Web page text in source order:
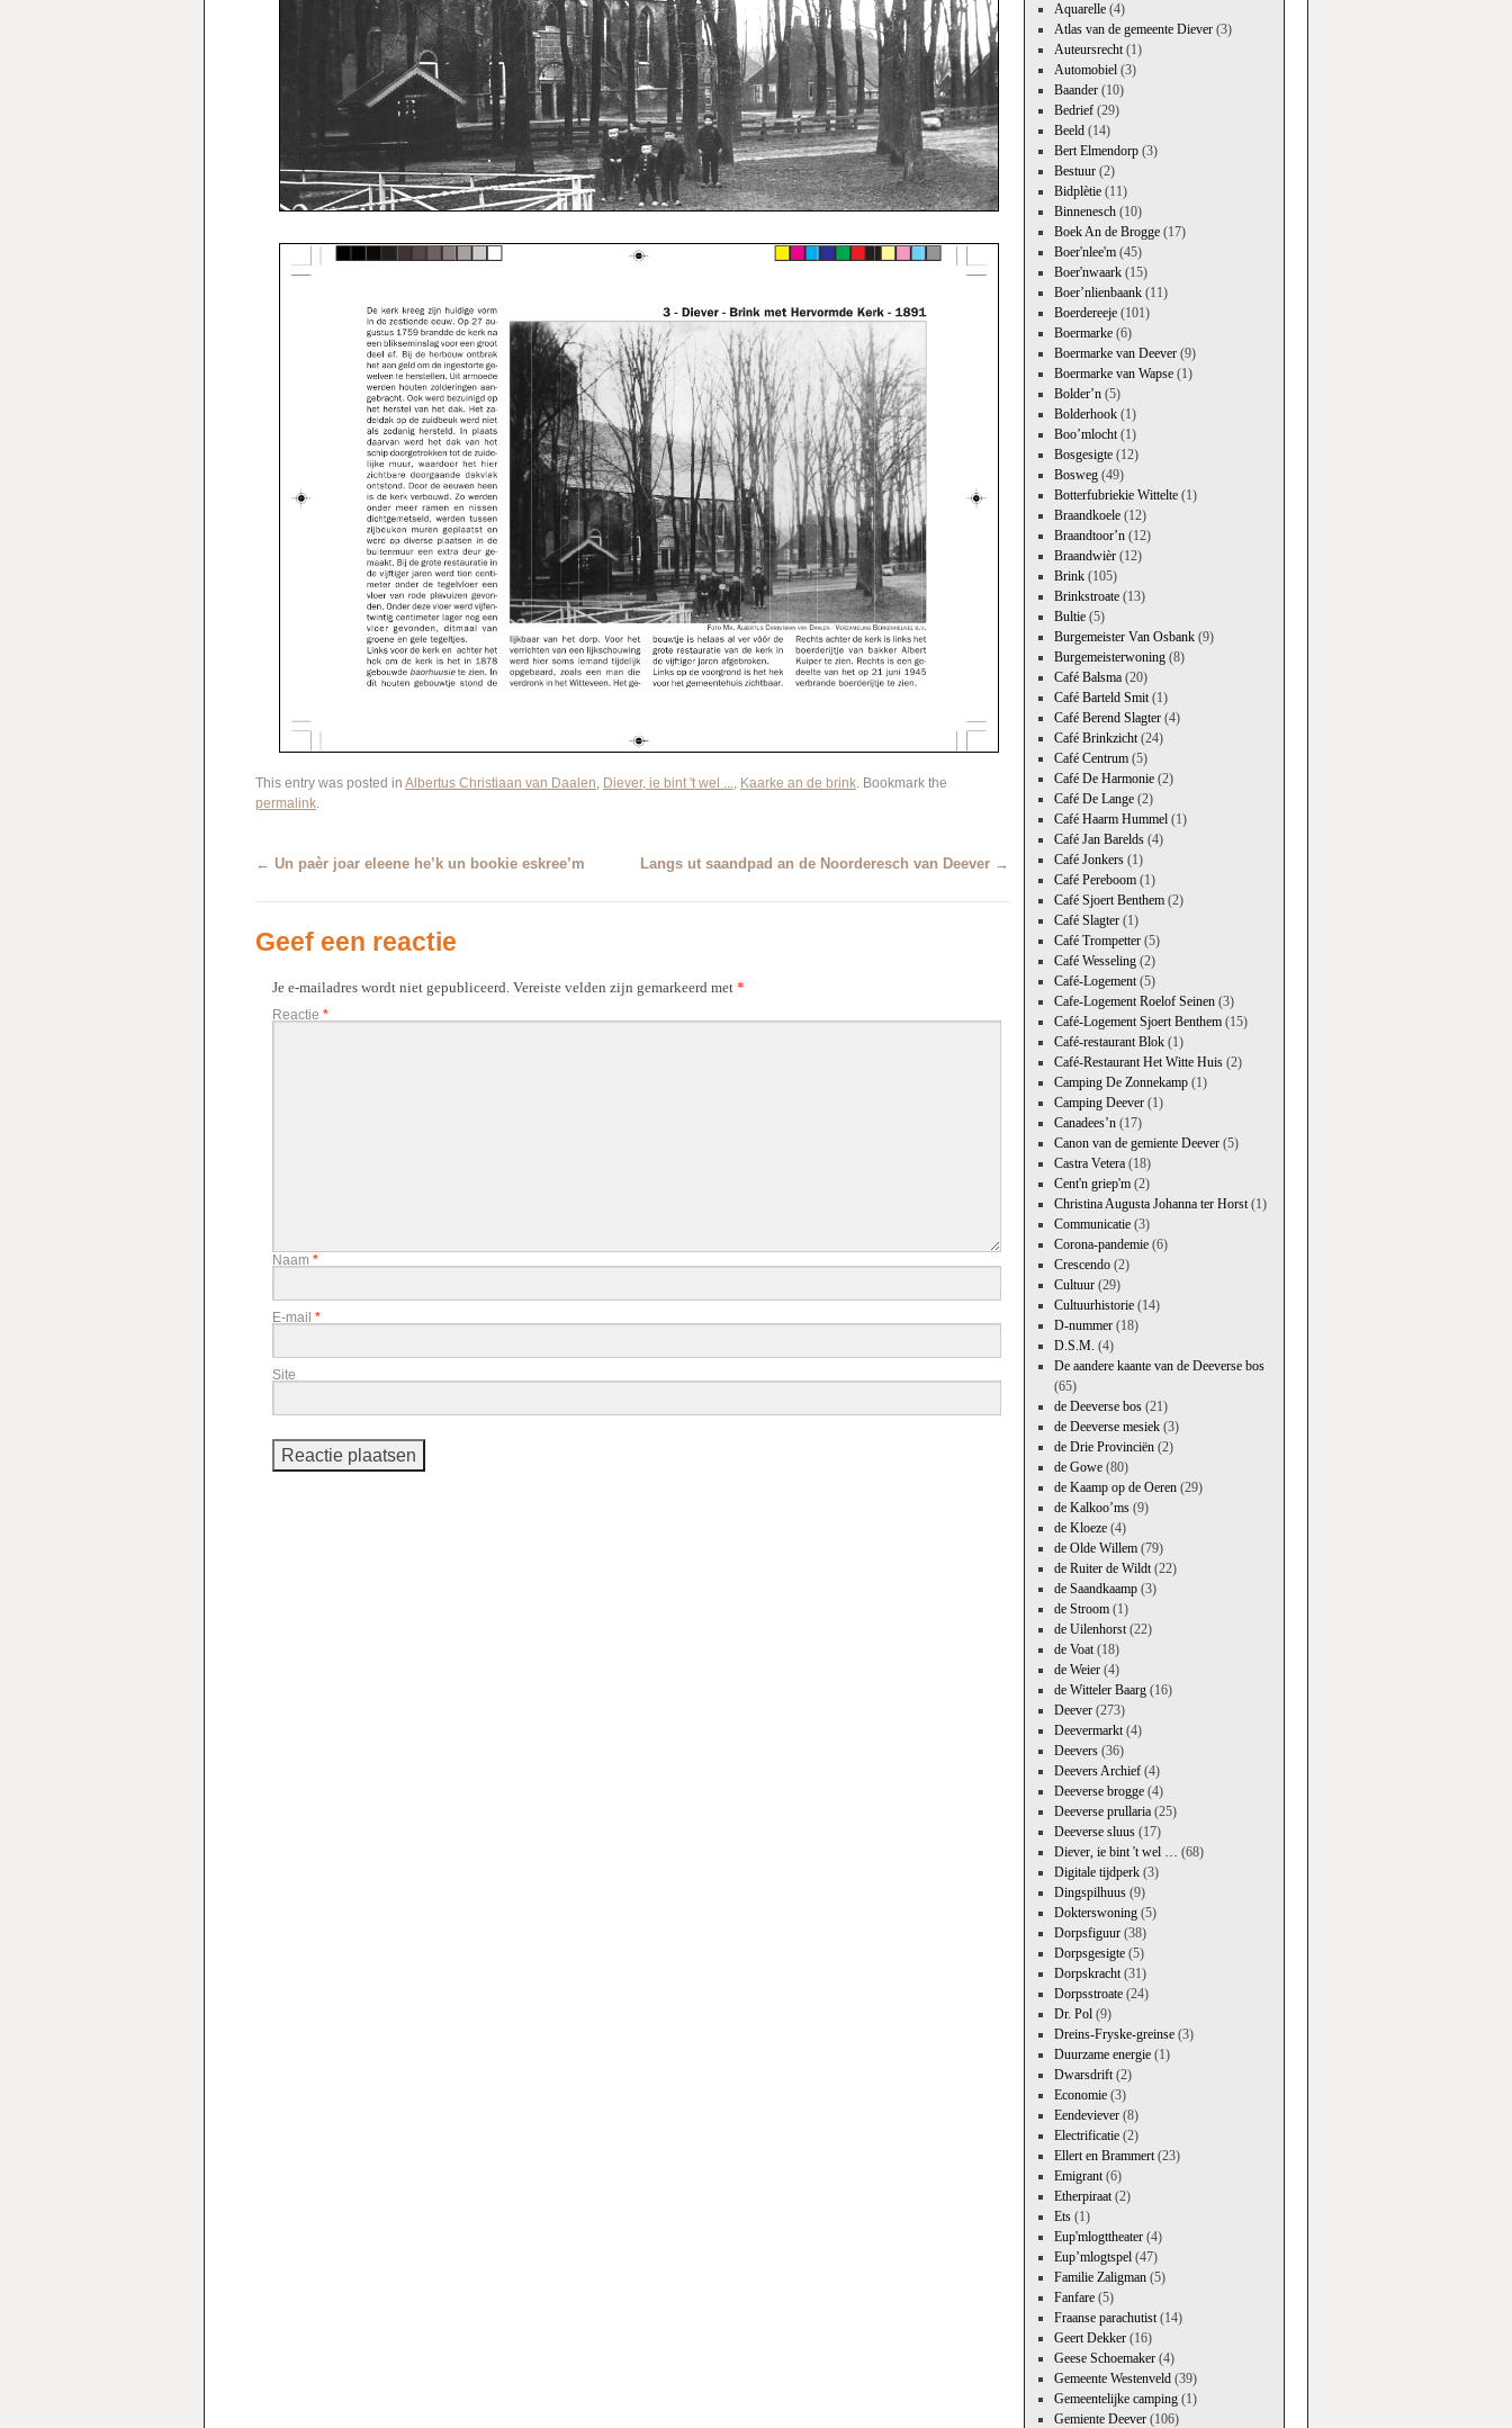
This entry was posted in Albertus Christiaan van Daalen, Diever, ie bint 't wel ..., Kaarke an de brink. Bookmark the
permalink.
← Un paèr joar eleene he’k un bookie eskree’m Langs ut saandpad an de Noorderesch van Deever →
Geef een reactie
Je e-mailadres wordt niet gepubliceerd. Vereiste velden zijn gemarkeerd met *
Reactie *
Naam *
E-mail *
Site
Aquarelle(4)
Atlas van de gemeente Diever(3)
Auteursrecht(1)
Automobiel(3)
Baander(10)
Bedrief(29)
Beeld(14)
Bert Elmendorp(3)
Bestuur(2)
Bidplètie(11)
Binnenesch(10)
Boek An de Brogge(17)
Boer'nlee'm(45)
Boer'nwaark(15)
Boer’nlienbaank(11)
Boerdereeje(101)
Boermarke(6)
Boermarke van Deever(9)
Boermarke van Wapse(1)
Bolder’n(5)
Bolderhook(1)
Boo’mlocht(1)
Bosgesigte(12)
Bosweg(49)
Botterfubriekie Wittelte(1)
Braandkoele(12)
Braandtoor’n(12)
Braandwièr(12)
Brink(105)
Brinkstroate(13)
Bultie(5)
Burgemeister Van Osbank(9)
Burgemeisterwoning(8)
Café Balsma(20)
Café Barteld Smit(1)
Café Berend Slagter(4)
Café Brinkzicht(24)
Café Centrum(5)
Café De Harmonie(2)
Café De Lange(2)
Café Haarm Hummel(1)
Café Jan Barelds(4)
Café Jonkers(1)
Café Pereboom(1)
Café Sjoert Benthem(2)
Café Slagter(1)
Café Trompetter(5)
Café Wesseling(2)
Café-Logement(5)
Cafe-Logement Roelof Seinen(3)
Café-Logement Sjoert Benthem(15)
Café-restaurant Blok(1)
Café-Restaurant Het Witte Huis(2)
Camping De Zonnekamp(1)
Camping Deever(1)
Canadees’n(17)
Canon van de gemiente Deever(5)
Castra Vetera(18)
Cent'n griep'm(2)
Christina Augusta Johanna ter Horst(1)
Communicatie(3)
Corona-pandemie(6)
Crescendo(2)
Cultuur(29)
Cultuurhistorie(14)
D-nummer(18)
D.S.M. (4)
De aandere kaante van de Deeverse bos
(65)
de Deeverse bos(21)
de Deeverse mesiek(3)
de Drie Provinciën(2)
de Gowe(80)
de Kaamp op de Oeren(29)
de Kalkoo’ms(9)
de Kloeze(4)
de Olde Willem(79)
de Ruiter de Wildt(22)
de Saandkaamp(3)
de Stroom(1)
de Uilenhorst(22)
de Voat(18)
de Weier(4)
de Witteler Baarg(16)
Deever(273)
Deevermarkt(4)
Deevers(36)
Deevers Archief(4)
Deeverse brogge(4)
Deeverse prullaria(25)
Deeverse sluus(17)
Diever, ie bint 't wel … (68)
Digitale tijdperk(3)
Dingspilhuus(9)
Dokterswoning(5)
Dorpsfiguur(38)
Dorpsgesigte(5)
Dorpskracht(31)
Dorpsstroate(24)
Dr. Pol(9)
Dreins-Fryske-greinse(3)
Duurzame energie(1)
Dwarsdrift(2)
Economie(3)
Eendeviever(8)
Electrificatie(2)
Ellert en Brammert(23)
Emigrant(6)
Etherpiraat(2)
Ets(1)
Eup'mlogttheater(4)
Eup’mlogtspel(47)
Familie Zaligman(5)
Fanfare(5)
Fraanse parachutist(14)
Geert Dekker(16)
Geese Schoemaker(4)
Gemeente Westenveld(39)
Gemeentelijke camping(1)
Gemiente Deever(106)